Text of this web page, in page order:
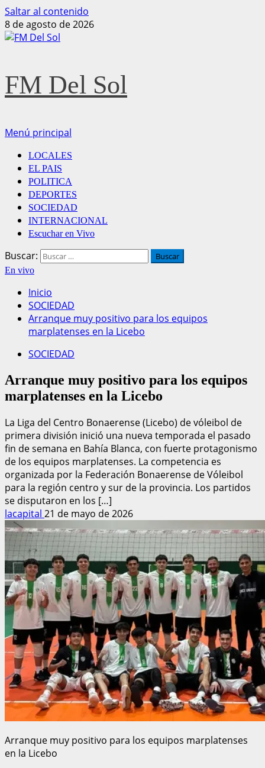
Saltar al contenido
8 de agosto de 2026
FM Del Sol
Menú principal
LOCALES
EL PAIS
POLITICA
DEPORTES
SOCIEDAD
INTERNACIONAL
Escuchar en Vivo
Buscar:
En vivo
Inicio
SOCIEDAD
Arranque muy positivo para los equipos
marplatenses en la Licebo
SOCIEDAD
Arranque muy positivo para los equipos
marplatenses en la Licebo
La Liga del Centro Bonaerense (Licebo) de vóleibol de
primera división inició una nueva temporada el pasado
fin de semana en Bahía Blanca, con fuerte protagonismo
de los equipos marplatenses. La competencia es
organizada por la Federación Bonaerense de Vóleibol
para la región centro y sur de la provincia. Los partidos
se disputaron en los […]
lacapital 21 de mayo de 2026
Arranque muy positivo para los equipos marplatenses
en la Licebo